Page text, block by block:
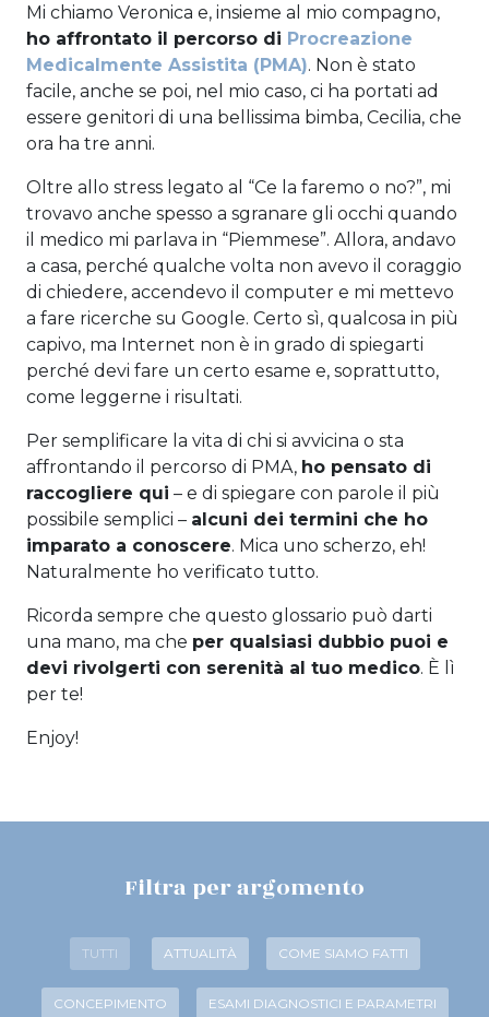
Mi chiamo Veronica e, insieme al mio compagno,
ho affrontato il percorso di Procreazione
Medicalmente Assistita (PMA). Non è stato
facile, anche se poi, nel mio caso, ci ha portati ad
essere genitori di una bellissima bimba, Cecilia, che
ora ha tre anni.
Oltre allo stress legato al “Ce la faremo o no?”, mi
trovavo anche spesso a sgranare gli occhi quando
il medico mi parlava in “Piemmese”. Allora, andavo
a casa, perché qualche volta non avevo il coraggio
di chiedere, accendevo il computer e mi mettevo
a fare ricerche su Google. Certo sì, qualcosa in più
capivo, ma Internet non è in grado di spiegarti
perché devi fare un certo esame e, soprattutto,
come leggerne i risultati.
Per semplificare la vita di chi si avvicina o sta
affrontando il percorso di PMA, ho pensato di
raccogliere qui – e di spiegare con parole il più
possibile semplici – alcuni dei termini che ho
imparato a conoscere. Mica uno scherzo, eh!
Naturalmente ho verificato tutto.
Ricorda sempre che questo glossario può darti
una mano, ma che per qualsiasi dubbio puoi e
devi rivolgerti con serenità al tuo medico. È lì
per te!
Enjoy!
Filtra per argomento
TUTTI ATTUALITÀ COME SIAMO FATTI
CONCEPIMENTO ESAMI DIAGNOSTICI E PARAMETRI